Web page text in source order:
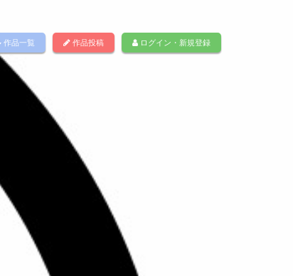
作品一覧 作品投稿 ログイン・新規登録